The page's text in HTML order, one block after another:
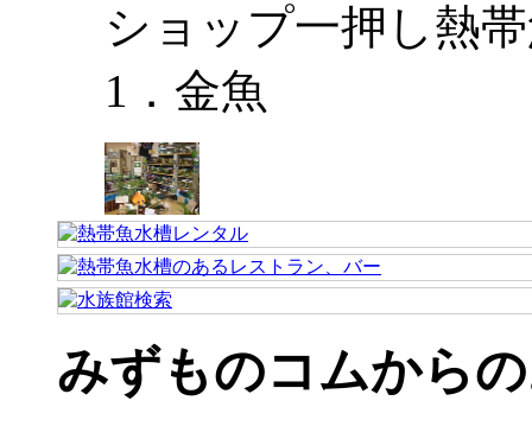
ショップ一押し熱
1．金魚
みずものコムから